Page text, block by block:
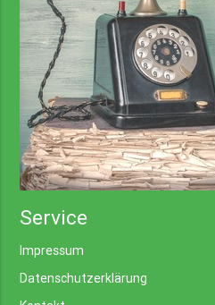
Service
Impressum
Datenschutzerklärung